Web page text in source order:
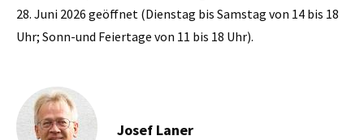
28. Juni 2026 geöffnet (Dienstag bis Samstag von 14 bis 18
Uhr; Sonn-und Feiertage von 11 bis 18 Uhr).
Josef Laner